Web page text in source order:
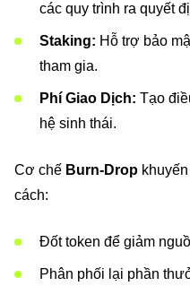
các quy trình ra quyết
Staking: Hỗ trợ bảo
tham gia.
Phí Giao Dịch: Tạo
hệ sinh thái.
Cơ chế Burn-Drop
cách:
Đốt token để giảm
Phân phối lại phần